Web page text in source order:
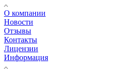
О компании
Новости
Отзывы
Контакты
Лицензии
Информация